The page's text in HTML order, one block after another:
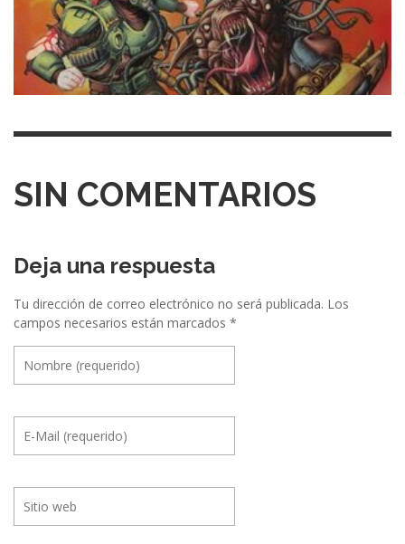
SIN COMENTARIOS
Deja una respuesta
Tu dirección de correo electrónico no será publicada. Los
campos necesarios están marcados *